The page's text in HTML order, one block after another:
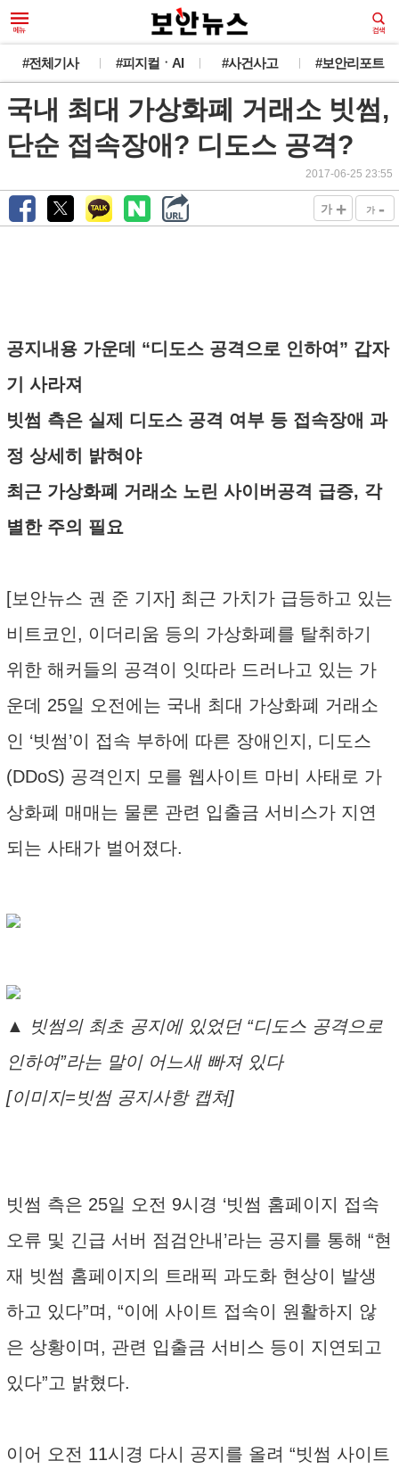
#전체기사 #피지컬ㆍAI #사건사고 #보안리포트
국내 최대 가상화폐 거래소 빗썸,
단순 접속장애? 디도스 공격?
2017-06-25 23:55
가 + 가 -
공지내용 가운데 “디도스 공격으로 인하여” 갑자
기 사라져
빗썸 측은 실제 디도스 공격 여부 등 접속장애 과
정 상세히 밝혀야
최근 가상화폐 거래소 노린 사이버공격 급증, 각
별한 주의 필요
[보안뉴스 권 준 기자] 최근 가치가 급등하고 있는
비트코인, 이더리움 등의 가상화폐를 탈취하기
위한 해커들의 공격이 잇따라 드러나고 있는 가
운데 25일 오전에는 국내 최대 가상화폐 거래소
인 ‘빗썸’이 접속 부하에 따른 장애인지, 디도스
(DDoS) 공격인지 모를 웹사이트 마비 사태로 가
상화폐 매매는 물론 관련 입출금 서비스가 지연
되는 사태가 벌어졌다.
▲ 빗썸의 최초 공지에 있었던 “디도스 공격으로
인하여”라는 말이 어느새 빠져 있다
[이미지=빗썸 공지사항 캡쳐]
빗썸 측은 25일 오전 9시경 ‘빗썸 홈페이지 접속
오류 및 긴급 서버 점검안내’라는 공지를 통해 “현
재 빗썸 홈페이지의 트래픽 과도화 현상이 발생
하고 있다”며, “이에 사이트 접속이 원활하지 않
은 상황이며, 관련 입출금 서비스 등이 지연되고
있다”고 밝혔다.
이어 오전 11시경 다시 공지를 올려 “빗썸 사이트